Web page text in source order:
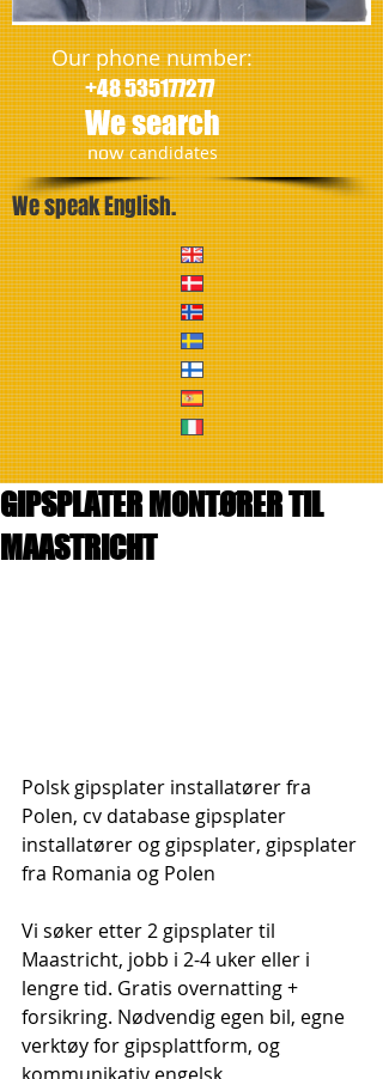
Our phone number:
+48 535177277
We search
​nowcandidates
We speak English.
GIPSPLATER MONTØRER TIL
MAASTRICHT
Polsk gipsplater installatører fra
Polen, cv database gipsplater
installatører og gipsplater, gipsplater
fra Romania og Polen
Vi søker etter 2 gipsplater til
Maastricht, jobb i 2-4 uker eller i
lengre tid. Gratis overnatting +
forsikring. Nødvendig egen bil, egne
verktøy for gipsplattform, og